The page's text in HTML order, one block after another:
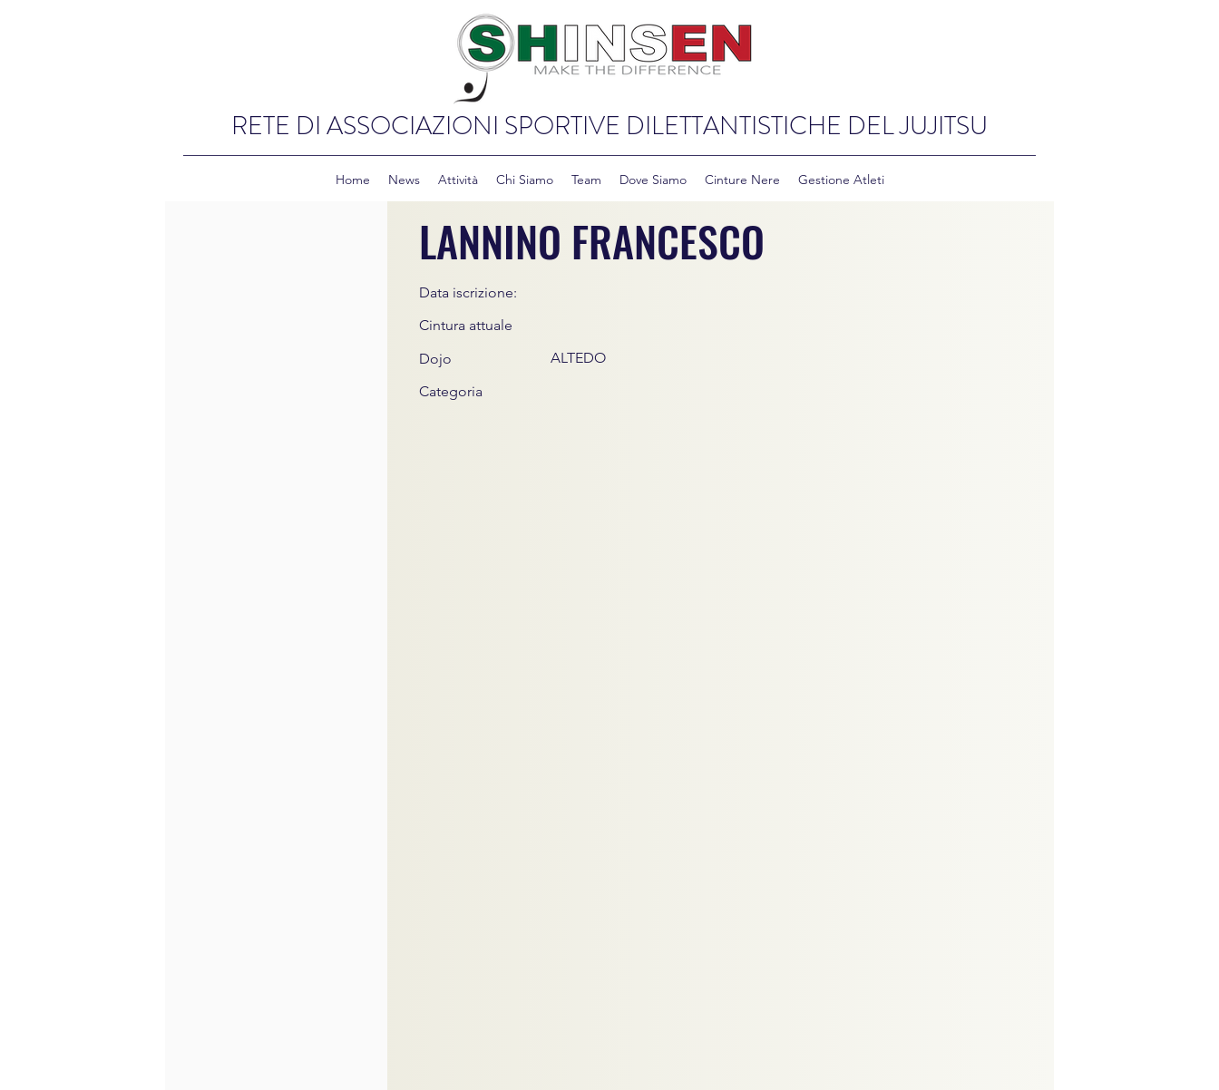
RETE DI ASSOCIAZIONI SPORTIVE DILETTANTISTICHE DEL JUJITSU
Home News Attività Chi Siamo Team Dove Siamo Cinture Nere Gestione Atleti
LANNINO FRANCESCO
Data iscrizione:
Cintura attuale
Dojo
Categoria
ALTEDO